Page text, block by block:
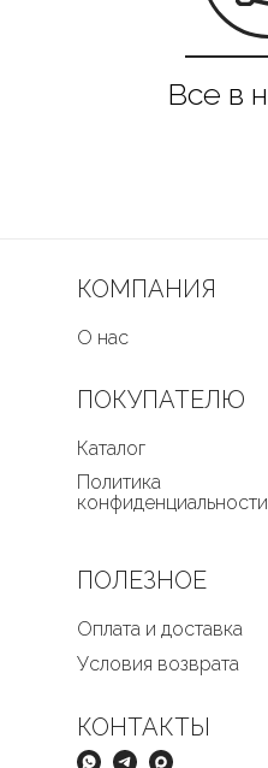
КОМПАНИЯ
О нас
ПОЛЕЗНОЕ
Оплата и доставка
Условия возврата
ПОКУПАТЕЛЮ
Каталог
Политика
конфиденциальности
КОНТАКТЫ